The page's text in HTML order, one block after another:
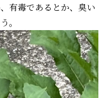
有毒であるとか、臭い
。